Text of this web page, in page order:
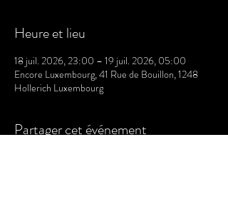
Heure et lieu
18 juil. 2026, 23:00 – 19 juil. 2026, 05:00
Encore Luxembourg, 41 Rue de Bouillon, 1248
Hollerich Luxembourg
Partager cet événement